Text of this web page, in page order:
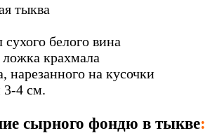
тыква
белого вина
ложка крахмала
нарезанного на кусочки
3-4 см.
сырного фондю в тыкве: